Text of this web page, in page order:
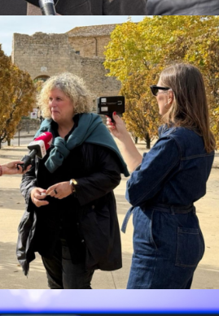
Brots
Estratègia de comunicació
i creació de continguts